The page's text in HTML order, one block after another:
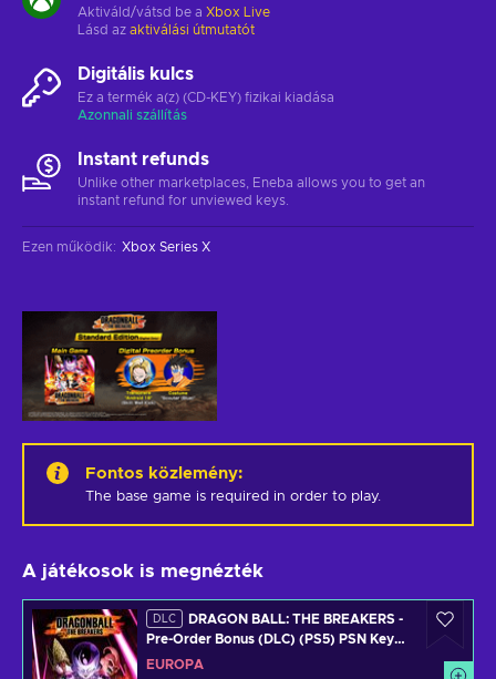
Aktiváld/vátsd be a Xbox Live
Lásd az aktiválási útmutatót
Digitális kulcs
Ez a termék a(z) (CD-KEY) fizikai kiadása
Azonnali szállítás
Instant refunds
Unlike other marketplaces, Eneba allows you to get an
instant refund for unviewed keys.
Ezen működik: Xbox Series X
Fontos közlemény:
The base game is required in order to play.
A játékosok is megnézték
DLC
DRAGON BALL: THE BREAKERS -
Pre-Order Bonus (DLC) (PS5) PSN Key
EUROPE
EURÓPA